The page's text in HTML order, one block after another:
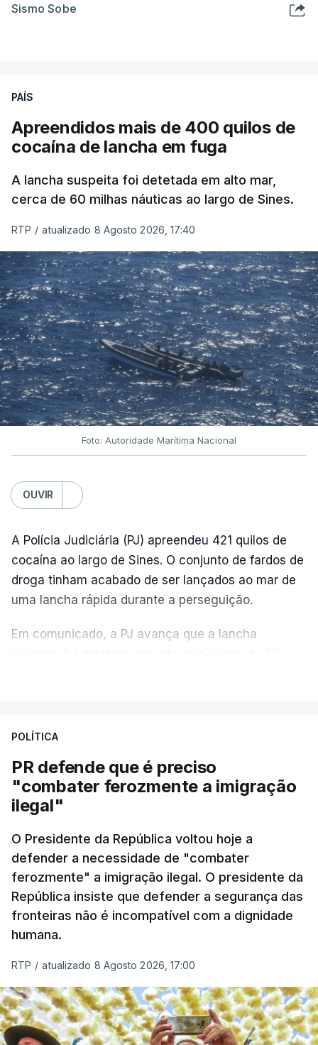
Sismo Sobe
PAÍS
Apreendidos mais de 400 quilos de
cocaína de lancha em fuga
A lancha suspeita foi detetada em alto mar,
cerca de 60 milhas náuticas ao largo de Sines.
RTP / atualizado 8 Agosto 2026, 17:40
Foto: Autoridade Marítima Nacional
OUVIR
A Polícia Judiciária (PJ) apreendeu 421 quilos de
cocaína ao largo de Sines. O conjunto de fardos de
droga tinham acabado de ser lançados ao mar de
uma lancha rápida durante a perseguição.
Em comunicado, a PJ avança que a lancha
desencadeando uma ação de prevenção
articulação com a Marinha, a Autoridade Marítima
Nacional e a Força Aérea.
apreendida mais cocaína até ao momento de que
em todo o ano de 2025.
A ação de prevenção visa a deteção em alto mar
de embarcações de alta velocidade (EAV) que
utilizam a costa nacional para o tráfico de droga.
c/ Lusa
POLÍTICA
PR defende que é preciso
"combater ferozmente a imigração
ilegal"
O Presidente da República voltou hoje a
defender a necessidade de "combater
ferozmente" a imigração ilegal. O presidente da
República insiste que defender a segurança das
fronteiras não é incompatível com a dignidade
humana.
RTP / atualizado 8 Agosto 2026, 17:00